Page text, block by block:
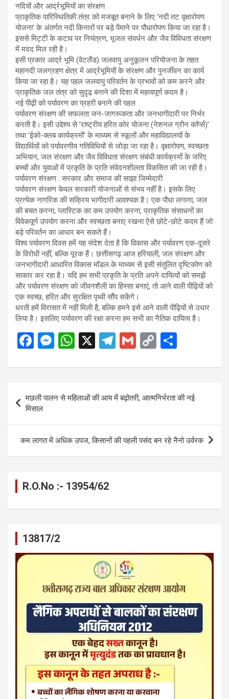
नदियों और आर्द्रभूमियों का संरक्षण
प्राकृतिक पारिस्थितिकी तंत्र को मजबूत बनाने के लिए ’नदी तट वृक्षारोपण
योजना’ के अंतर्गत नदी किनारों पर बड़े पैमाने पर पौधारोपण किया जा रहा है।
इससे मिट्टी के कटाव पर नियंत्रण, भूजल संवर्धन और जैव विविधता संरक्षण
में मदद मिल रही है।
इसी प्रकार आर्द्र भूमि (वेटलैंड) जलवायु अनुकूलन परियोजना के तहत
महानदी जलग्रहण क्षेत्र में आर्द्रभूमियों के संरक्षण और पुनर्जीवन का कार्य
किया जा रहा है। यह पहल जलवायु परिवर्तन के प्रभावों को कम करने और
प्राकृतिक जल तंत्र को सुदृढ़ बनाने की दिशा में महत्वपूर्ण कदम है।
नई पीढ़ी को पर्यावरण का प्रहरी बनाने की पहल
पर्यावरण संरक्षण की सफलता जन-जागरूकता और जनभागीदारी पर निर्भर
करती है। इसी उद्देश्य से ’राष्ट्रीय हरित कोर योजना (नेशनल ग्रीन कॉर्प्स)’
तथा ’ईको-क्लब कार्यक्रमों’ के माध्यम से स्कूलों और महाविद्यालयों के
विद्यार्थियों को पर्यावरणीय गतिविधियों से जोड़ा जा रहा है। वृक्षारोपण, स्वच्छता
अभियान, जल संरक्षण और जैव विविधता संरक्षण संबंधी कार्यक्रमों के जरिए
बच्चों और युवाओं में प्रकृति के प्रति संवेदनशीलता विकसित की जा रही है।
पर्यावरण संरक्षण : सरकार और समाज की साझा जिम्मेदारी
पर्यावरण संरक्षण केवल सरकारी योजनाओं से संभव नहीं है। इसके लिए
प्रत्येक नागरिक की सक्रिय भागीदारी आवश्यक है। एक पौधा लगाना, जल
की बचत करना, प्लास्टिक का कम उपयोग करना, प्राकृतिक संसाधनों का
विवेकपूर्ण उपयोग करना और स्वच्छता बनाए रखना ऐसे छोटे-छोटे कदम हैं जो
बड़े परिवर्तन का आधार बन सकते हैं।
विश्व पर्यावरण दिवस हमें यह संदेश देता है कि विकास और पर्यावरण एक-दूसरे
के विरोधी नहीं, बल्कि पूरक हैं। छत्तीसगढ़ आज हरियाली, जल संरक्षण और
जनभागीदारी आधारित विकास मॉडल के माध्यम से इसी संतुलित दृष्टिकोण को
साकार कर रहा है। यदि हम सभी प्रकृति के प्रति अपने दायित्वों को समझें
और पर्यावरण संरक्षण को जीवनशैली का हिस्सा बनाएं, तो आने वाली पीढ़ियों को
एक स्वच्छ, हरित और सुरक्षित पृथ्वी सौंप सकेंगे।
धरती हमें विरासत में नहीं मिली है, बल्कि हमने इसे आने वाली पीढ़ियों से उधार
लिया है। इसलिए पर्यावरण की रक्षा करना हम सभी का नैतिक दायित्व है।
F
ce
b
o
o
k
M
se
n
g
er
W
at
s
A
p
p
X
T
e
gr
a
m
G
ail
C
py
Li
n
k
ar
e
navigation
मछली पालन से महिलाओं की आय में बढ़ोतरी, आत्मनिर्भरता की नई
मिसाल
कम लागत में अधिक उपज, किसानों की पहली पसंद बन रहे नैनो उर्वरक
R.O.No :- 13954/62
13817/2